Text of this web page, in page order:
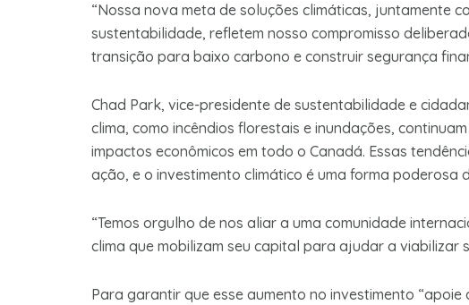
“Nossa nova meta de soluções climáticas, juntamente
sustentabilidade, refletem nosso compromisso
transição para baixo carbono e construir segurança
Chad Park, vice-presidente de sustentabilidade e
clima, como incêndios florestais e inundações,
impactos econômicos em todo o Canadá. Essas
ação, e o investimento climático é uma forma poderosa
“Temos orgulho de nos aliar a uma comunidade
clima que mobilizam seu capital para ajudar a viabilizar
Para garantir que esse aumento no investimento